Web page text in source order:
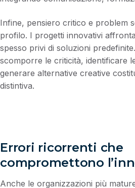
Infine, pensiero critico e problem
profilo. I progetti innovativi
spesso privi di soluzioni
scomporre le criticità, identificare
generare alternative creative
distintiva.
Errori ricorrenti che
compromettono
Anche le organizzazioni più